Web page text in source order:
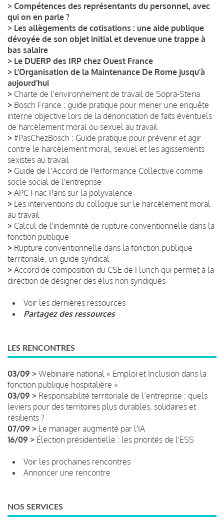
> Compétences des représentants du personnel, avec
qui on en parle ?
> Les allègements de cotisations : une aide publique
dévoyée de son objet initial et devenue une trappe à
bas salaire
> Le DUERP des IRP chez Ouest France
> L’Organisation de la Maintenance De Rome jusqu’à
aujourd’hui
> Charte de l'environnement de travail de Sopra-Steria
> Bosch France : guide pratique pour mener une enquête
interne objective lors de la dénonciation de faits éventuels
de harcèlement moral ou sexuel au travail
> #PasChezBosch : Guide pratique pour prévenir et agir
contre le harcèlement moral, sexuel et les agissements
sexistes au travail
> Guide de lʼAccord de Performance Collective comme
socle social de l'entreprise
> APC Fnac Paris sur la polyvalence
> Les interventions du colloque sur le harcèlement moral
au travail
> Calcul de l'indemnité de rupture conventionnelle dans la
fonction publique
> Rupture conventionnelle dans la fonction publique
territoriale, un guide syndical
> Accord de composition du CSE de Flunch qui permet à la
direction de désigner des élus non syndiqués
Voir les dernières ressources
Partagez des ressources
LES RENCONTRES
03/09 > Webinaire national « Emploi et Inclusion dans la
fonction publique hospitalière »
03/09 > Responsabilité territoriale de l’entreprise : quels
leviers pour des territoires plus durables, solidaires et
résilients ?
07/09 > Le manager augmenté par l'IA
16/09 > Élection présidentielle : les priorités de l'ESS
Voir les prochaines rencontres
Annoncer une rencontre
NOS SERVICES